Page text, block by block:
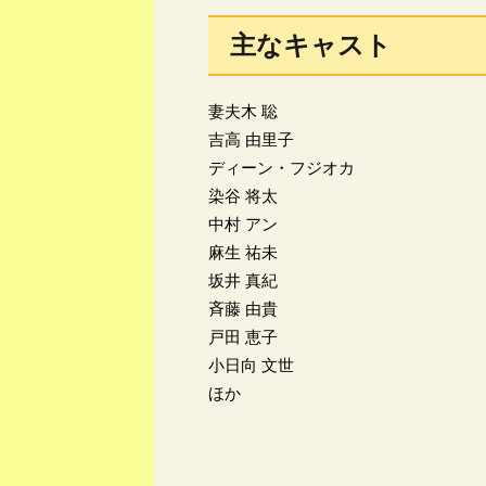
主なキャスト
妻夫木 聡
吉高 由里子
ディーン・フジオカ
染谷 将太
中村 アン
麻生 祐未
坂井 真紀
斉藤 由貴
戸田 恵子
小日向 文世
ほか